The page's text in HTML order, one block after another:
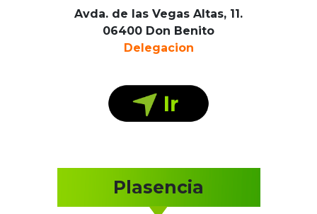
Avda. de las Vegas Altas, 11.
06400 Don Benito
Delegacion
Plasencia